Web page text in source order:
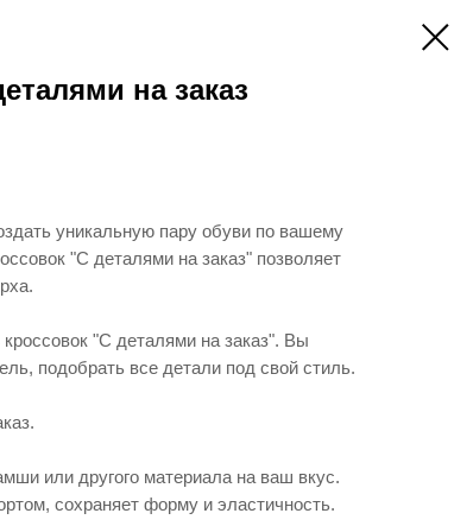
на заказ
уникальную пару обуви по вашему
"С деталями на заказ" позволяет
"С деталями на заказ". Вы
подобрать все детали под свой стиль.
или другого материала на ваш вкус.
сохраняет форму и эластичность.